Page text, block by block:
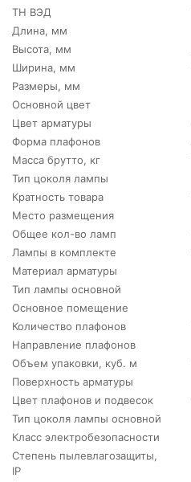
ТН ВЭД
Длина, мм
Высота, мм
Ширина, мм
Размеры, мм
Основной цвет
Цвет арматуры
Форма плафонов
Масса брутто, кг
Тип цоколя лампы
Кратность товара
Место размещения
Общее кол-во ламп
Лампы в комплекте
Материал арматуры
Тип лампы основной
Основное помещение
Количество плафонов
Направление плафонов
Объем упаковки, куб. м
Поверхность арматуры
Цвет плафонов и подвесок
Тип цоколя лампы основной
Класс электробезопасности
Степень пылевлагозащиты,
IP